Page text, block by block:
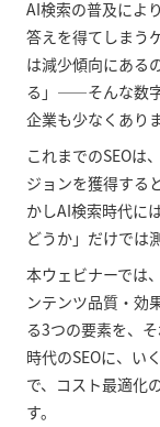
AI検索の普及によ
答えを得てしまう
は減少傾向にある
る」——そんな数
企業も少なくあり
これまでのSEOは
ジョンを獲得する
かしAI検索時代に
どうか」だけでは
本ウェビナーでは
ンテンツ品質・効
る3つの要素を、
時代のSEOに、
で、コスト最適化
す。